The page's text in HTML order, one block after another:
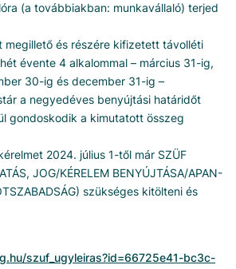
(a továbbiakban: munkavállaló) terjed
megillető és részére kifizetett távolléti
évente 4 alkalommal – március 31-ig,
30-ig és december 31-ig –
a negyedéves benyújtási határidőt
gondoskodik a kimutatott összeg
2024. július 1-től már SZÜF
JOG/KÉRELEM BENYÚJTÁSA/APAN-
szükséges kitölteni és
szuf_ugyleiras?id=66725e41-bc3c-